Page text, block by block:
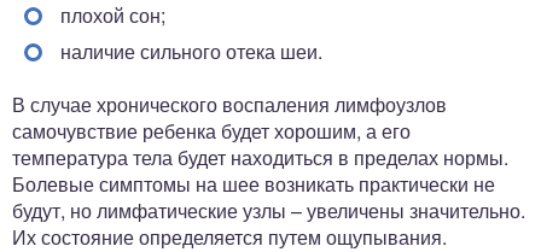
плохой сон;
наличие сильного отека шеи.
В случае хронического воспаления лимфоузлов
самочувствие ребенка будет хорошим, а его
температура тела будет находиться в пределах нормы.
Болевые симптомы на шее возникать практически не
будут, но лимфатические узлы – увеличены значительно.
Их состояние определяется путем ощупывания.